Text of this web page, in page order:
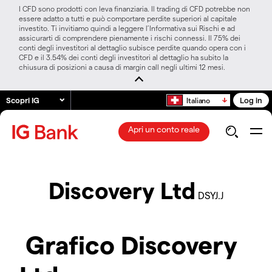
I CFD sono prodotti con leva finanziaria. Il trading di CFD potrebbe non
essere adatto a tutti e può comportare perdite superiori al capitale
investito. Ti invitiamo quindi a leggere l’Informativa sui Rischi e ad
assicurarti di comprendere pienamente i rischi connessi. Il 75% dei
conti degli investitori al dettaglio subisce perdite quando opera con i
CFD e il 3.54% dei conti degli investitori al dettaglio ha subito la
chiusura di posizioni a causa di margin call negli ultimi 12 mesi.
Scopri IG Italiano Log in
Apri un conto reale
Discovery Ltd DSYJ.J
Grafico Discovery